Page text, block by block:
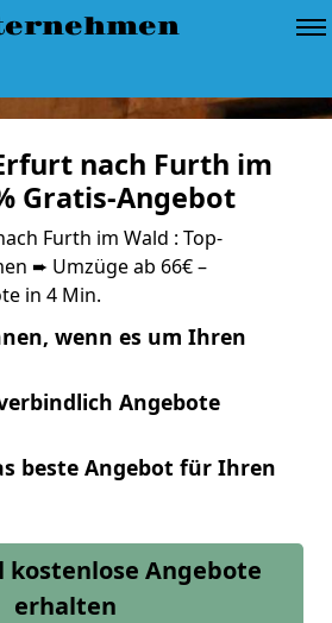
nach Furth im
Gratis-Angebot
Furth im Wald : Top-
➨ Umzüge ab 66€ –
in 4 Min.
wenn es um Ihren
Angebote
beste Angebot für Ihren
kostenlose Angebote
erhalten